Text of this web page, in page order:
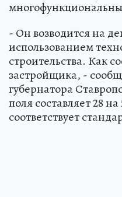
- Он возводится на
использованием
строительства. Как
застройщика, -
губернатора
поля составляет 28
соответствует